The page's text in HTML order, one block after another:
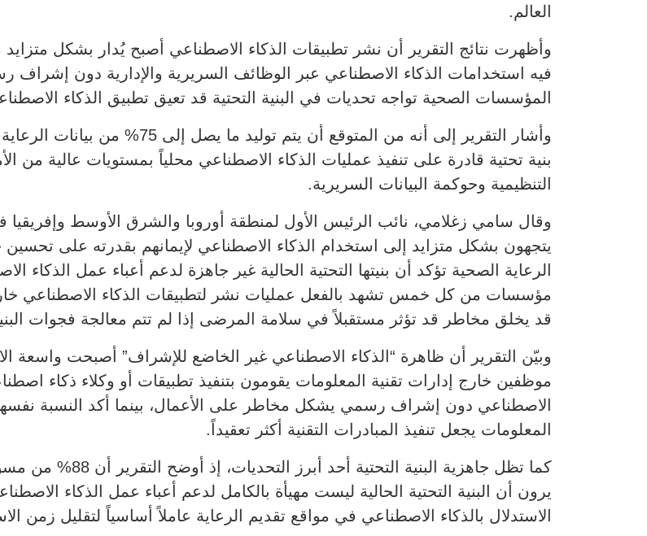
العالم.
وأظهرت نتائج التقرير أن نشر تطبيقات الذكاء الاصطناعي أصبح يُدار بشكل
فيه استخدامات الذكاء الاصطناعي عبر الوظائف السريرية والإدارية دون إشراف
المؤسسات الصحية تواجه تحديات في البنية التحتية قد تعيق تطبيق الذكاء
وأشار التقرير إلى أنه من المتوقع
بنية تحتية قادرة على تنفيذ عمليات الذكاء الاصطناعي محلياً بمستويات عالية من
التنظيمية وحوكمة البيانات السريرية.
الرعاية الصحية تؤكد أن بنيتها التحتية الحالية غير جاهزة لدعم أعباء عمل
مؤسسات من كل خمس تشهد بالفعل عمليات نشر لتطبيقات الذكاء الاصطناعي
قد يخلق مخاطر قد تؤثر مستقبلاً في سلامة المرضى إذا لم تتم معالجة فجوات
الاصطناعي دون إشراف رسمي يشكل مخاطر على الأعمال، بينما أكد النسبة
المعلومات يجعل تنفيذ المبادرات التقنية أكثر تعقيداً.
كما تظل جاهزية
يرون أن البنية التحتية الحالية ليست مهيأة بالكامل لدعم أعباء عمل الذكاء
الاستدلال بالذكاء الاصطناعي في مواقع تقديم الرعاية عاملاً أساسياً لتقليل زمن